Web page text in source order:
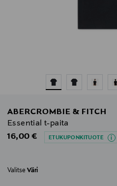
ABERCROMBIE & FITCH
Essential t-paita
Original Price
16,00 € ETUKUPONKITUOTE
Valitse Väri